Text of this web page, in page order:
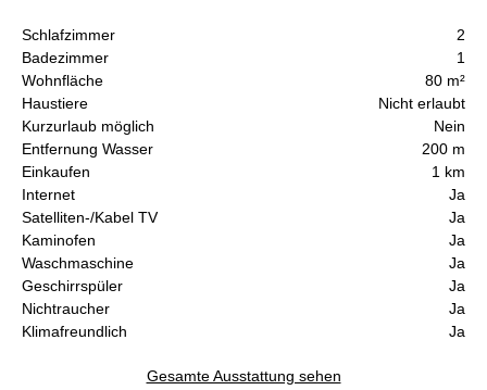
Schlafzimmer
2
Badezimmer
1
Wohnfläche
80 m²
Haustiere
Nicht erlaubt
Kurzurlaub möglich
Nein
Entfernung Wasser
200 m
Einkaufen
1 km
Internet
Ja
Satelliten-/Kabel TV
Ja
Kaminofen
Ja
Waschmaschine
Ja
Geschirrspüler
Ja
Nichtraucher
Ja
Klimafreundlich
Ja
Gesamte Ausstattung sehen